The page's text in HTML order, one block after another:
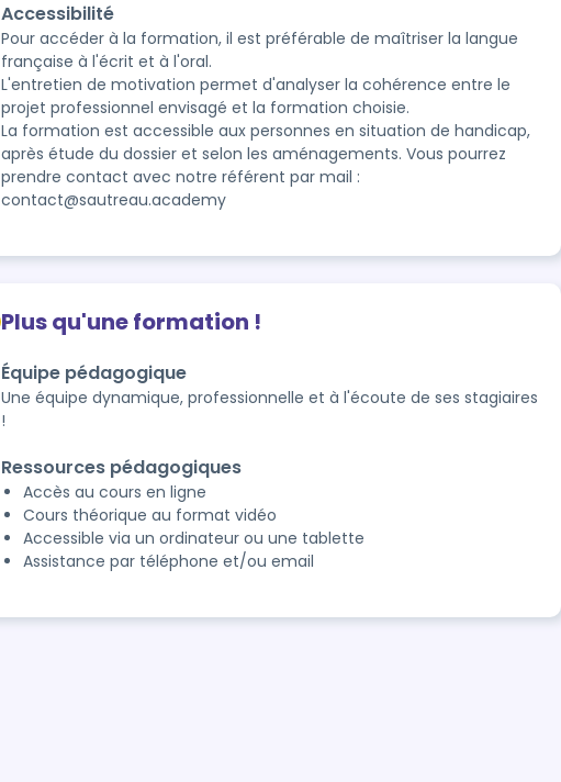
Accessibilité
Pour accéder à la formation, il est préférable de maîtriser la langue
française à l'écrit et à l'oral.
L'entretien de motivation permet d'analyser la cohérence entre le
projet professionnel envisagé et la formation choisie.
La formation est accessible aux personnes en situation de handicap,
après étude du dossier et selon les aménagements. Vous pourrez
prendre contact avec notre référent par mail :
contact@sautreau.academy
Plus qu'une formation !
Équipe pédagogique
Une équipe dynamique, professionnelle et à l'écoute de ses stagiaires
!
Ressources pédagogiques
Accès au cours en ligne
Cours théorique au format vidéo
Accessible via un ordinateur ou une tablette
Assistance par téléphone et/ou email